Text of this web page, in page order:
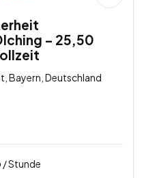
– 25,50
Bayern, Deutschland
/ Stunde